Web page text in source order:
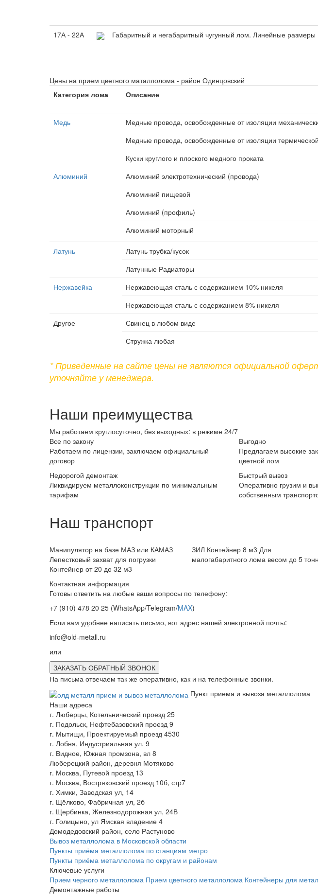
17А - 22А Габаритный и негабаритный чугунный лом. Линейные
Цены на прием цветного маталлолома - район Одинцовский
Категория лома
Описание
Медь Медные провода, освобожденные от изоляции
Медные провода, освобожденные от изоляции
Куски круглого и плоского медного проката
Алюминий
Алюминий электротехнический (провода)
Алюминий пищевой
Алюминий (профиль)
Алюминий моторный
Латунь Латунь трубка/кусок
Латунные Радиаторы
Нержавейка
Нержавеющая сталь с содержанием 10% никеля
Нержавеющая сталь с содержанием 8% никеля
Другое
Свинец в любом виде
Стружка любая
* Приведенные на сайте цены не являются официальной
уточняйте у менеджера.
Наши преимущества
Мы работаем круглосуточно, без выходных: в режиме 24/7
Все по закону
Работаем по лицензии, заключаем официальный
договор
Выгодно
Предлагаем высокие
цветной лом
Недорогой демонтаж
Ликвидируем металлоконструкции по минимальным
тарифам
Быстрый вывоз
Оперативно грузим и
собственным
Наш транспорт
Манипулятор на базе МАЗ или КАМАЗ
Лепестковый захват для погрузки
Контейнер от 20 до 32 м3
ЗИЛ Контейнер 8 м3 Для
малогабаритного лома весом до 5 тонн
Контактная информация
Готовы ответить на любые ваши вопросы по телефону:
+7 (910) 478 20 25 (WhatsApp/Telegram/MAX)
Если вам удобнее написать письмо, вот адрес нашей электронной почты:
info@old-metall.ru
или
ЗАКАЗАТЬ ОБРАТНЫЙ ЗВОНОК
На письма отвечаем так же оперативно, как и на телефонные звонки.
Пункт приема и вывоза металлолома
Наши адреса
г. Люберцы, Котельнический проезд 25
г. Подольск, Нефтебазовский проезд 9
г. Мытищи, Проектируемый проезд 4530
г. Лобня, Индустриальная ул. 9
г. Видное, Южная промзона, вл 8
Люберецкий район, деревня Мотяково
г. Москва, Путевой проезд 13
г. Москва, Востряковский проезд 10б, стр7
г. Химки, Заводская ул, 14
г. Щёлково, Фабричная ул, 2б
г. Щербинка, Железнодорожная ул, 24В
г. Голицыно, ул Ямская владение 4
Домодедовский район, село Растуново
Вывоз металлолома в Московской области
Пункты приёма металлолома по станциям метро
Пункты приёма металлолома по округам и районам
Ключевые услуги
Прием черного металлолома Прием цветного металлолома Контейнеры для
Демонтажные работы